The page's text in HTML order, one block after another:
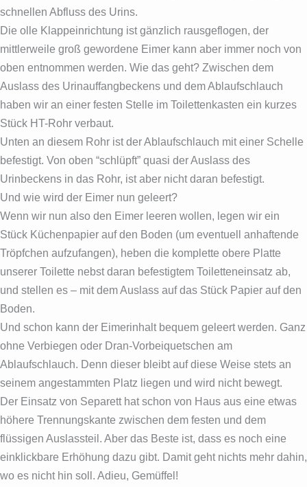
schnellen Abfluss des Urins.
Die olle Klappeinrichtung ist gänzlich rausgeflogen, der
mittlerweile groß gewordene Eimer kann aber immer noch von
oben entnommen werden. Wie das geht? Zwischen dem
Auslass des Urinauffangbeckens und dem Ablaufschlauch
haben wir an einer festen Stelle im Toilettenkasten ein kurzes
Stück HT-Rohr verbaut.
Unten an diesem Rohr ist der Ablaufschlauch mit einer Schelle
befestigt. Von oben “schlüpft” quasi der Auslass des
Urinbeckens in das Rohr, ist aber nicht daran befestigt.
Und wie wird der Eimer nun geleert?
Wenn wir nun also den Eimer leeren wollen, legen wir ein
Stück Küchenpapier auf den Boden (um eventuell anhaftende
Tröpfchen aufzufangen), heben die komplette obere Platte
unserer Toilette nebst daran befestigtem Toiletteneinsatz ab,
und stellen es – mit dem Auslass auf das Stück Papier auf den
Boden.
Und schon kann der Eimerinhalt bequem geleert werden. Ganz
ohne Verbiegen oder Dran-Vorbeiquetschen am
Ablaufschlauch. Denn dieser bleibt auf diese Weise stets an
seinem angestammten Platz liegen und wird nicht bewegt.
Der Einsatz von Separett hat schon von Haus aus eine etwas
höhere Trennungskante zwischen dem festen und dem
flüssigen Auslassteil. Aber das Beste ist, dass es noch eine
einklickbare Erhöhung dazu gibt. Damit geht nichts mehr dahin,
wo es nicht hin soll. Adieu, Gemüffel!